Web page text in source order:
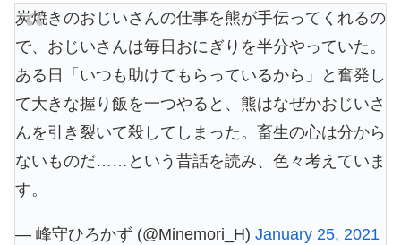
炭焼きのおじいさんの仕事を熊が手伝ってくれるの
で、おじいさんは毎日おにぎりを半分やっていた。
ある日「いつも助けてもらっているから」と奮発し
て大きな握り飯を一つやると、熊はなぜかおじいさ
んを引き裂いて殺してしまった。畜生の心は分から
ないものだ……という昔話を読み、色々考えていま
す。
— 峰守ひろかず (@Minemori_H) January 25, 2021